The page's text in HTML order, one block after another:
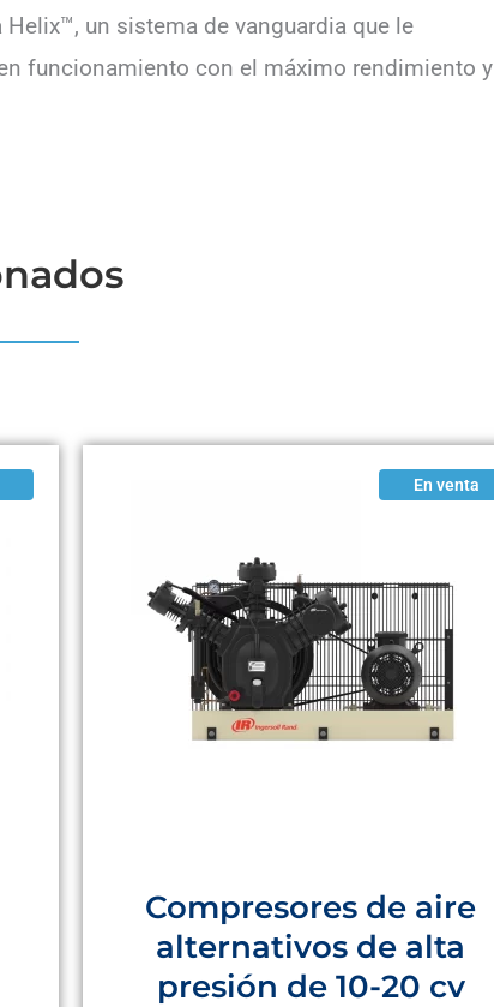
un sistema de vanguardia que le
funcionamiento con el máximo rendimiento y
En venta
Compresores de aire
alternativos de alta
presión de 10-20 cv